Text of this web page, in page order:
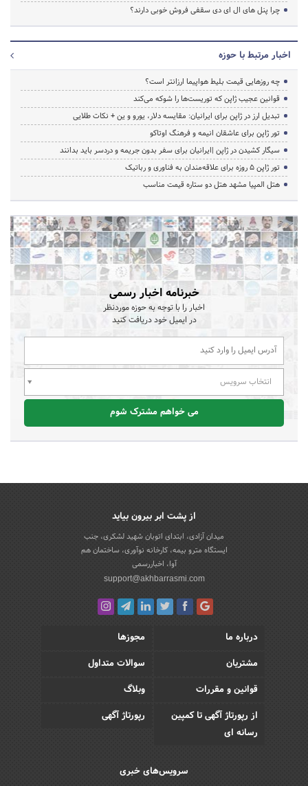
چرا پنل های ال ای دی سقفی فروش خوبی دارند؟
اخبار مرتبط با حوزه
چه روزهایی قیمت بلیط هواپیما ارزانتر است؟
قوانین عجیب ژاپن که توریست‌ها را شوکه می‌کند
تبدیل ارز در ژاپن برای ایرانیان: مقایسه دلار، یورو و ین + نکات طلایی
تور ژاپن برای عاشقان انیمه و فرهنگ اوتاکو
سیگار کشیدن در ژاپن |ایرانیان برای سفر بدون جریمه و دردسر باید بدانند
تور ژاپن ۵ روزه برای علاقه‌مندان به فناوری و رباتیک
هتل المپیا مشهد هتل دو ستاره قیمت مناسب
خبرنامه اخبار رسمی
اخبار را با توجه به حوزه موردنظر
در ایمیل خود دریافت کنید
انتخاب سرویس
می خواهم مشترک شوم
از پشت ابر بیرون بیاید
میدان آزادی، ابتدای اتوبان شهید لشکری، جنب
ایستگاه مترو بیمه، کارخانه نوآوری، ساختمان هم
آوا، اخباررسمی
support@akhbarrasmi.com
درباره ما
مجوزها
مشتریان
سوالات متداول
قوانین و مقررات
وبلاگ
از رپورتاژ آگهی تا کمپین
رسانه ای
رپورتاژ آگهی
سرویس‌های خبری